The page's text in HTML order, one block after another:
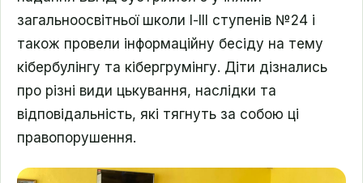
загальноосвітньої школи І-ІІІ ступенів №24 і
також провели інформаційну бесіду на тему
кібербулінгу та кібергрумінгу. Діти дізнались
про різні види цькування, наслідки та
відповідальність, які тягнуть за собою ці
правопорушення.